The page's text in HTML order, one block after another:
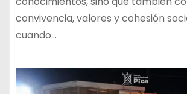
convivencia, valores y cohesión
cuando…